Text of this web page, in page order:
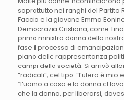
soprattutto nei ranghi del Partito
Faccio e la giovane Emma
Democrazia Cristiana, come
primo ministro donna della
fase il processo di
piano della rappresentanza
campi della società. Si arrivò
“radicali”, del tipo: “l’utero è mio
“l’uomo a casa e la donna al
che la donna, per liberarsi,